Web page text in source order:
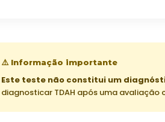
⚠️ Informação importante
Este teste não constitui um
diagnosticar TDAH após uma